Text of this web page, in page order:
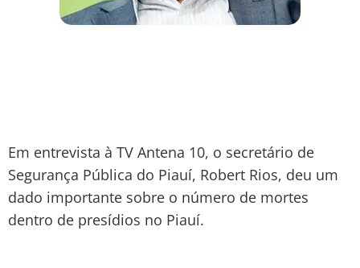
Em entrevista à TV Antena 10, o secretário de
Segurança Pública do Piauí, Robert Rios, deu um
dado importante sobre o número de mortes
dentro de presídios no Piauí.